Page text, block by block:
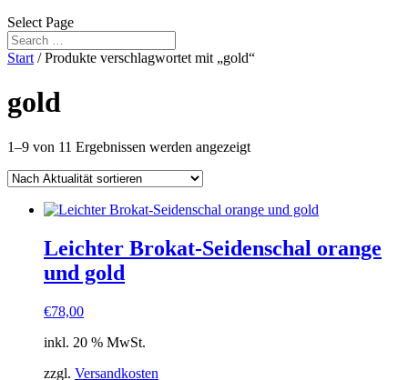
Select Page
Start / Produkte verschlagwortet mit „gold“
gold
1–9 von 11 Ergebnissen werden angezeigtNach
Leichter Brokat-Seidenschal orange
und gold
€78,00
inkl. 20 % MwSt.
zzgl. Versandkosten